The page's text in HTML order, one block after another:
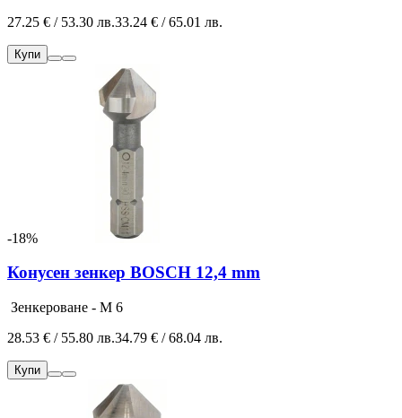
27.25 € / 53.30 лв.33.24 € / 65.01 лв.
Купи
-18%
Конусен зенкер BOSCH 12,4 mm
Зенкероване - M 6
28.53 € / 55.80 лв.34.79 € / 68.04 лв.
Купи